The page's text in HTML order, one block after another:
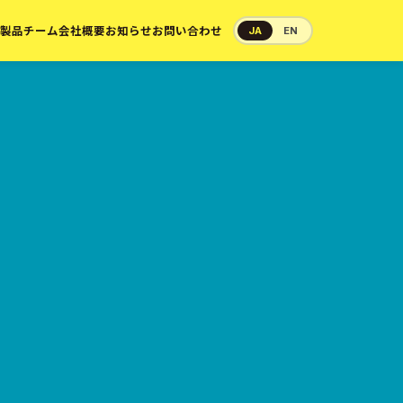
製品チーム会社概要お知らせお問い合わせ JA EN